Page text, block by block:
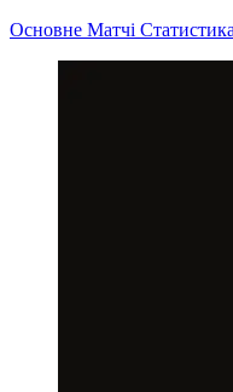
Основне Матчі Статистика